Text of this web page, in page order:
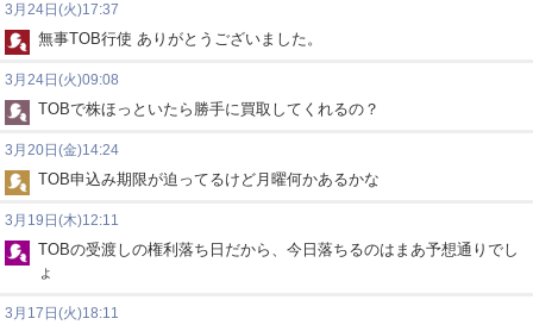
3月24日(火)17:37
無事TOB行使 ありがとうございました。
3月24日(火)09:08
TOBで株ほっといたら勝手に買取してくれるの？
3月20日(金)14:24
TOB申込み期限が迫ってるけど月曜何かあるかな
3月19日(木)12:11
TOBの受渡しの権利落ち日だから、今日落ちるのはまあ予想通りでし
ょ
3月17日(火)18:11